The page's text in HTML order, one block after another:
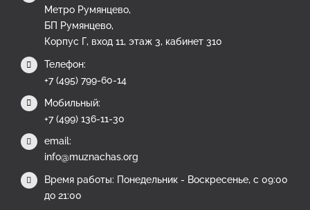
Метро Румянцево,
БП Румянцево,
Корпус Г, вход 11, этаж 3, кабинет 310
Телефон:
+7 (495) 799-60-14
Мобильный:
+7 (499) 136-11-30
email:
info@muznachas.org
Время работы: Понедельник - Воскресенье, с 09:00
до 21:00